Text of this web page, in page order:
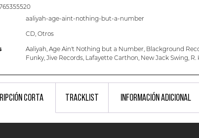
aaliyah-age-aint-nothing-but-a-number
CD, Otros
Aaliyah, Age Ain't Nothing but a Number, Blackground
Funky, Jive Records, Lafayette Carthon, New Jack Swing, R.
CORTA TRACKLIST INFORMACIÓN ADICIONAL